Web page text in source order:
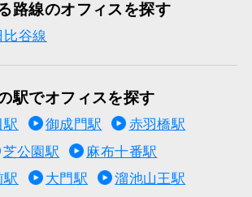
路線のオフィスを探す
比谷線
駅でオフィスを探す
駅 御成門駅
赤羽橋駅
芝公園駅
麻布十番駅
駅
大門駅
溜池山王駅